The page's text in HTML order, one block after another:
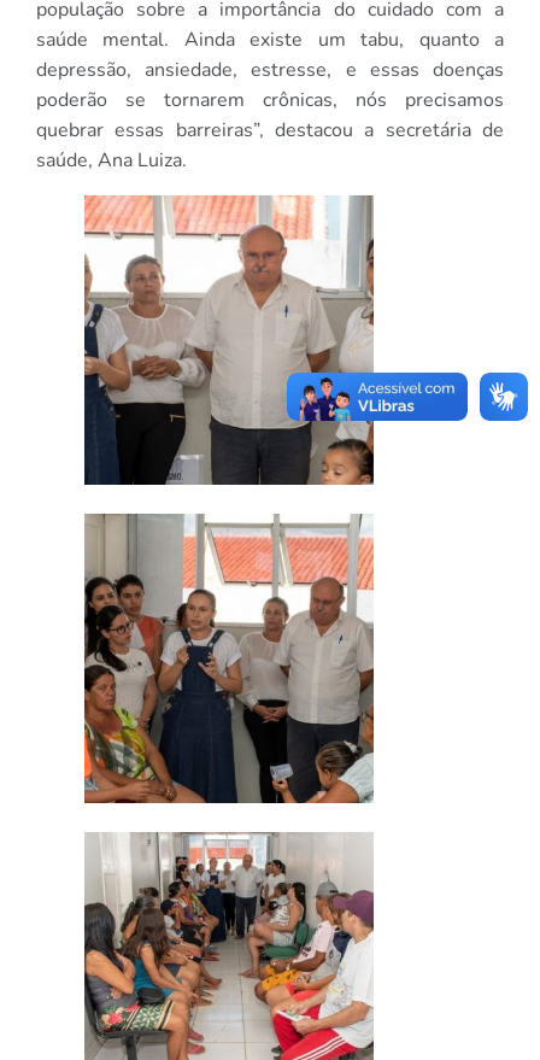
população sobre a importância do cuidado com a
saúde mental. Ainda existe um tabu, quanto a
depressão, ansiedade, estresse, e essas doenças
poderão se tornarem crônicas, nós precisamos
quebrar essas barreiras”, destacou a secretária de
saúde, Ana Luiza.